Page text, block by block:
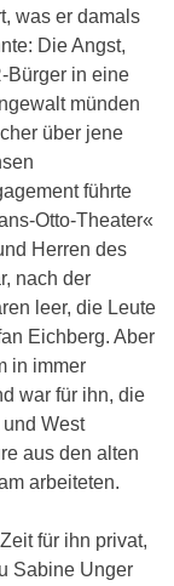
was er damals
Die Angst,
Bürger in eine
münden
über jene
führte
Otto-Theater«
Herren des
nach der
leer, die Leute
Eichberg. Aber
in immer
war für ihn, die
West
aus den alten
arbeiteten.
für ihn privat,
Sabine Unger